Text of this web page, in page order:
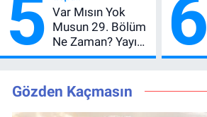
5 Var Mısın Yok
Musun 29. Bölüm
Ne Zaman? Yayın
Günü Değişti, Yeni
6
Gözden Kaçmasın